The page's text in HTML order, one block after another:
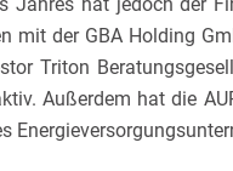
mit der GBA Holding
Triton
Außerdem hat die